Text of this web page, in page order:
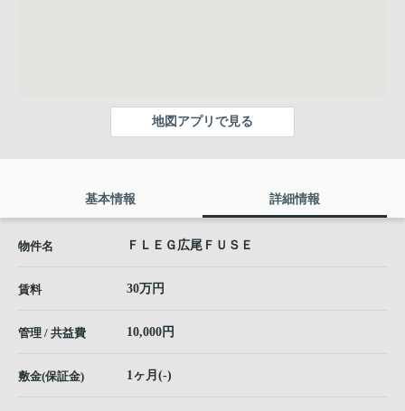
地図アプリで見る
基本情報 詳細情報
物件名 ＦＬＥＧ広尾ＦＵＳＥ
賃料 30万円
管理 / 共益費 10,000円
敷金(保証金) 1ヶ月(-)